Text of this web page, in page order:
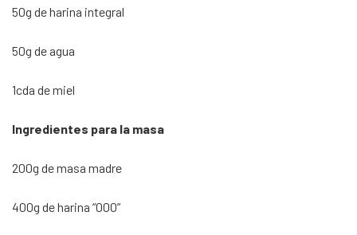
50g de harina integral
50g de agua
1cda de miel
Ingredientes para la masa
200g de masa madre
400g de harina “000”